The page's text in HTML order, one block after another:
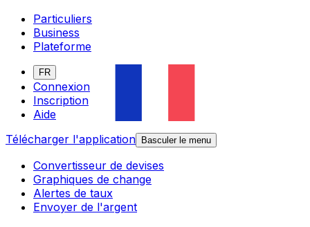
Particuliers
Business
Plateforme
FR
Connexion
Inscription
Aide
Télécharger l'application
Basculer le menu
Convertisseur de devises
Graphiques de change
Alertes de taux
Envoyer de l'argent